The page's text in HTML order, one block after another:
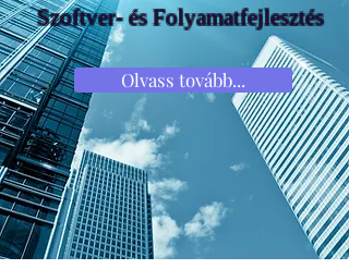
Szoftver- és Folyamatfejlesztés
Olvass tovább...